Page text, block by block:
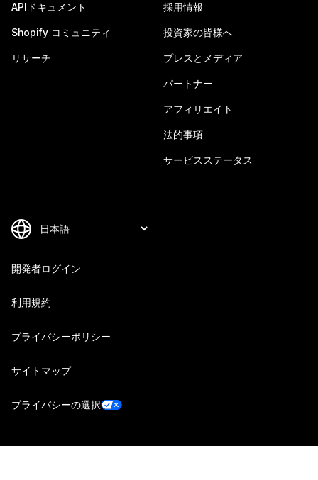
APIドキュメント
Shopify コミュニティ
リサーチ
採用情報
投資家の皆様へ
プレスとメディア
パートナー
アフィリエイト
法的事項
サービスステータス
開発者ログイン
利用規約
プライバシーポリシー
サイトマップ
プライバシーの選択